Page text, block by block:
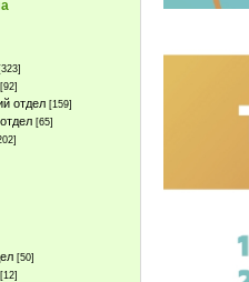
[323]
[92]
отдел [159]
[65]
[50]
[12]